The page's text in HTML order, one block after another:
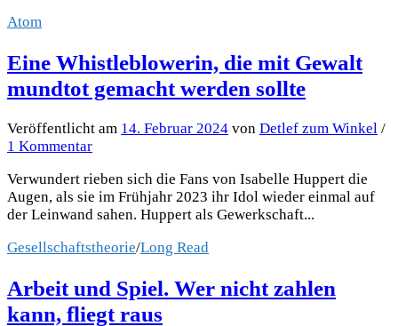
Atom
Eine Whistleblowerin, die mit Gewalt
mundtot gemacht werden sollte
Veröffentlicht am 14. Februar 2024 von Detlef zum Winkel /
1 Kommentar
Verwundert rieben sich die Fans von Isabelle Huppert die
Augen, als sie im Frühjahr 2023 ihr Idol wieder einmal auf
der Leinwand sahen. Huppert als Gewerkschaft...
Gesellschaftstheorie/Long Read
Arbeit und Spiel. Wer nicht zahlen
kann, fliegt raus